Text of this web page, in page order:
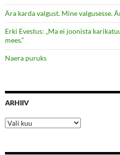
Ära karda valgust. Mine valgusesse.
Erki Evestus: „Ma ei joonista
mees.”
Naera puruks
ARHIIV
Arhiiv